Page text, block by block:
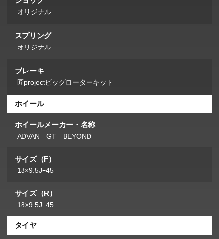
オリジナル
スプリング
オリジナル
ブレーキ
匠projectビッグローターキット
ホイール
ホイールメーカー・名称
ADVAN GT BEYOND
サイズ（F）
18×9.5J+45
サイズ（R）
18×9.5J+45
タイヤ